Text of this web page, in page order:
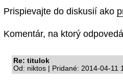
Prispievajte do diskusií ako
Komentár, na ktorý
Re: titulok
Od: niktos | Pridané: 2014-04-11